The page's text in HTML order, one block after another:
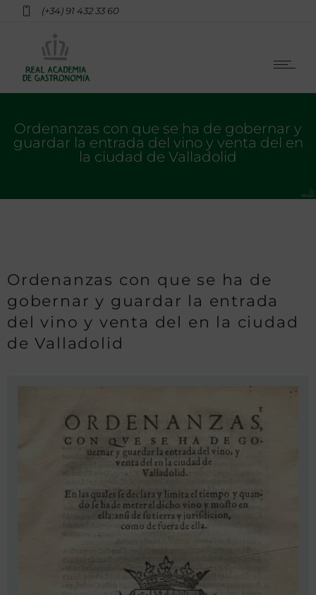
(+34) 91 432 33 60
Ordenanzas con que se ha de gobernar y
guardar la entrada del vino y venta del en
la ciudad de Valladolid
Ordenanzas con que se ha de
gobernar y guardar la entrada
del vino y venta del en la ciudad
de Valladolid